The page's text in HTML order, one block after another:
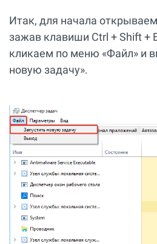
Итак, для начала
зажав клавиши Ctrl + Shift +
кликаем по меню «Файл» и
новую задачу».